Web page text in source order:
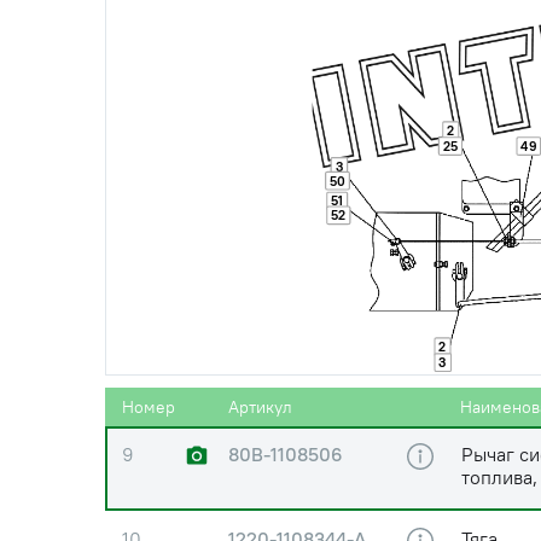
2
2
3
3
25 49
50
51
52
Номер Артикул
Гайка
822-1108028 Шайба
9 80В-1108506
Рычаг